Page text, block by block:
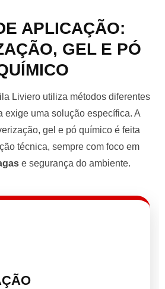
APLICAÇÃO:
GEL E PÓ
Liviero utiliza métodos diferentes
exige uma solução específica. A
gel e pó químico é feita
técnica, sempre com foco em
e segurança do ambiente.